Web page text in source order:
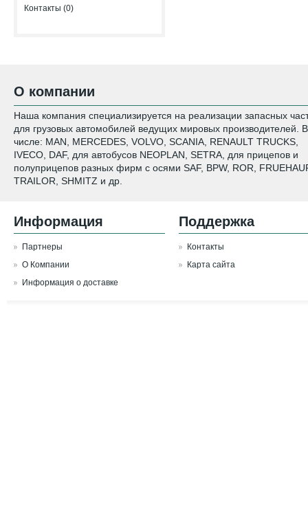
Контакты (0)
О компании
Наша компания специализируется на реализации запасных
для грузовых автомобилей ведущих мировых производителей.
числе: MAN, MERCEDES, VOLVO, SCANIA, RENAULT TRUCKS,
IVECO, DAF, для автобусов NEOPLAN, SETRA, для прицепов и
полуприцепов разных фирм с осями SAF, BPW, ROR,
TRAILOR, SHMITZ и др.
Информация
Партнеры
О Компании
Информация о доставке
Поддержка
Контакты
Карта сайта